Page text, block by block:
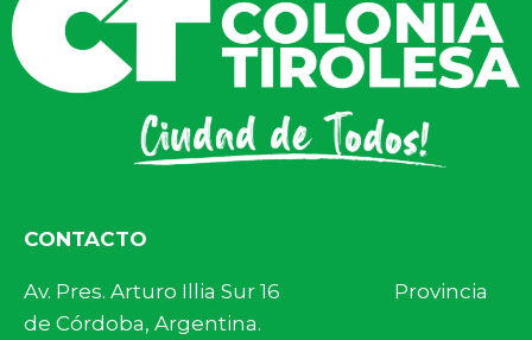
CONTACTO
Av. Pres. Arturo Illia Sur 16 Provincia
de Córdoba, Argentina.